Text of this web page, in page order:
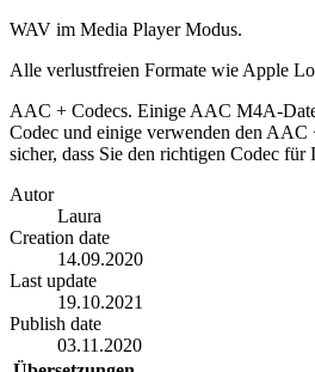
WAV im Media Player Modus.
Alle verlustfreien Formate wie Apple
AAC + Codecs. Einige AAC M4A-
Codec und einige verwenden den AAC
sicher, dass Sie den richtigen Codec
Autor
Laura
Creation date
14.09.2020
Last update
19.10.2021
Publish date
03.11.2020